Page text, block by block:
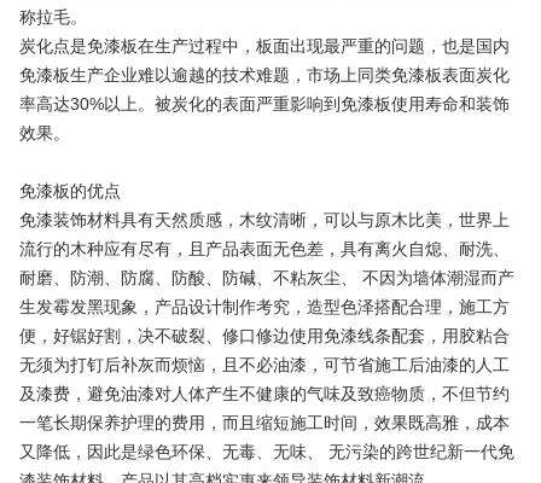
称拉毛。
炭化点是免漆板在生产过程中，板面出现最严重的问题，也是国内
免漆板生产企业难以逾越的技术难题，市场上同类免漆板表面炭化
率高达30%以上。被炭化的表面严重影响到免漆板使用寿命和装饰
效果。
免漆板的优点
免漆装饰材料具有天然质感，木纹清晰，可以与原木比美，世界上
流行的木种应有尽有，且产品表面无色差，具有离火自熄、耐洗、
耐磨、防潮、防腐、防酸、防碱、不粘灰尘、 不因为墙体潮湿而产
生发霉发黑现象，产品设计制作考究，造型色泽搭配合理，施工方
便，好锯好割，决不破裂、修口修边使用免漆线条配套，用胶粘合
无须为打钉后补灰而烦恼，且不必油漆，可节省施工后油漆的人工
及漆费，避免油漆对人体产生不健康的气味及致癌物质，不但节约
一笔长期保养护理的费用，而且缩短施工时间，效果既高雅，成本
又降低，因此是绿色环保、无毒、无味、 无污染的跨世纪新一代免